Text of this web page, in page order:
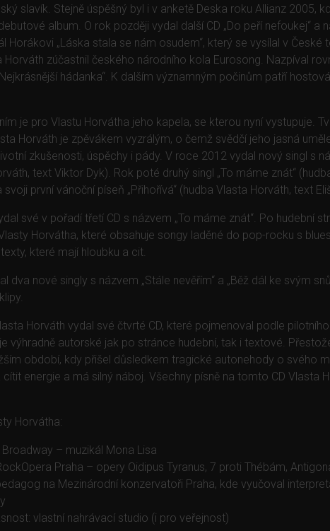
slavík. Stejně úspěšný byl i v anketě Deska roku Allianz 2005,
album. O rok později vydal další CD „Do peří nefoukej“ a
Horákovi „Láska stala se nám osudem“, který se vysílal v České
Horváth zúčastnil českého národního kola Eurosong. Nazpíval
hádanka“. K dalším významným počinům patří
je pro Vlastu Horvátha jeho kapela, se kterou nyní vystupuje.
Horváth je zpěvákem vyzrálým, o čemž svědčí jeho jasná
zkušenosti, úspěchy i pády. V roce 2012 vydal nový singl s
text Viktor Dyk). Rok poté druhý singl „To máme znát“
svoji první vánoční píseň „Přihořívá“ (hudba Vlasta Horváth, text
své v pořadí třetí CD s názvem „To máme znát“. Po hudební
Horvátha, které obsahuje songy laděné do pop-rocku s
které mají hloubku a cit.
dva nové singly s názvem „Stále nevěřím“ a „Běž dál ke svým
Horváth vydal své čtvrté CD, které pojmenoval podle pilotního
výhradně autorské jak po stránce hudební, tak i textové.
období, kdy přišel důsledkem tragické autonehody o svého
cítit energie a má silný náboj. Všechny písně na tomto CD Vlasta
Horvátha:
– muzikál Mona Lisa
Praha – opery Oidipus Tyranus, 7 proti Thébám,
na Mezinárodní konzervatoři Praha, kde vyučoval
vlastní nahrávací studio (i pro veřejnost)